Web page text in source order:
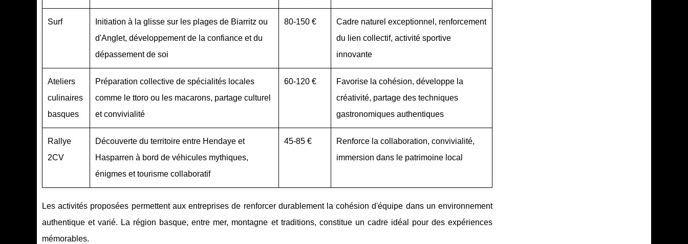
Surf
Initiation à la glisse sur les plages de Biarritz ou
d'Anglet, développement de la confiance et du
dépassement de soi
80-150 €
Cadre naturel exceptionnel, renforcement
du lien collectif, activité sportive
innovante
Ateliers
culinaires
basques
Préparation collective de spécialités locales
comme le ttoro ou les macarons, partage culturel
et convivialité
60-120 €
Favorise la cohésion, développe la
créativité, partage des techniques
gastronomiques authentiques
Rallye
2CV
Découverte du territoire entre Hendaye et
Hasparren à bord de véhicules mythiques,
énigmes et tourisme collaboratif
45-85 €
Renforce la collaboration, convivialité,
immersion dans le patrimoine local
Les activités proposées permettent aux entreprises de renforcer durablement la cohésion d'équipe dans un environnement
authentique et varié. La région basque, entre mer, montagne et traditions, constitue un cadre idéal pour des expériences
mémorables.